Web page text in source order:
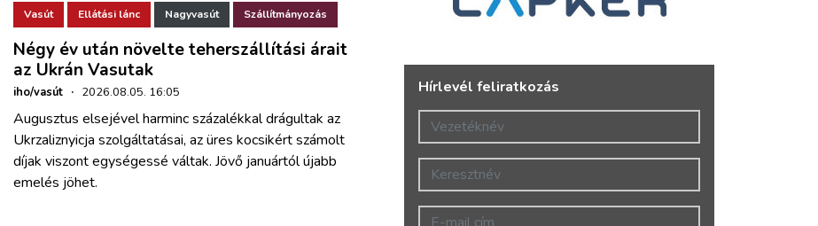
Vasút Ellátási lánc Nagyvasút Szállítmányozás
Négy év után növelte teherszállítási árait
az Ukrán Vasutak
iho/vasút · 2026.08.05. 16:05
Augusztus elsejével harminc százalékkal drágultak az
Ukrzaliznyicja szolgáltatásai, az üres kocsikért számolt
díjak viszont egységessé váltak. Jövő januártól újabb
emelés jöhet.
Hírlevél feliratkozás
Vezetéknév
Keresztnév
E-mail cím